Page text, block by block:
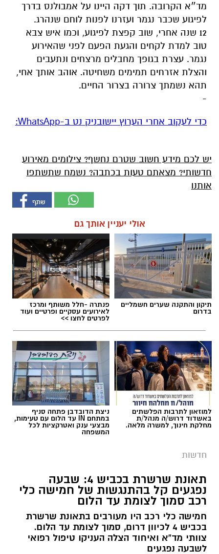
מד״א הקרובה. תוך דקה היינו על אמבולנס בדרך
לפיגוע שכבר נגמר ועזרנו לפנות לוחם שנהרג.
12 שנה אחרי, שוב קפצת לפיגוע, וכמו איש צבא
טוב למדת לקחים והגעת הפעם לפני שהאירוע
נגמר. עצרת בגופך מחבלים מרצחים ונתעבים
והצלת אזרחים תמימים משחיטה. אוהב אותך אחי,
תהא נשמתך צרורה בצרור החיים.
-
‏כדי לעקוב אחרי הערוץ יישובניק נט ב-WhatsApp:‏‏‏
יש לכם מידע חשוב שטרם נחשף? צילומים מאירוע
חדשותי? מצאתם טעות בכתבה? נשמח שתשתפו
אותנו
אולי יעניין אותך גם
תיקון והתקנה שערים חשמליים
בדרום
פנתרה -חלל משותף ומרכז
לאירועים עסקיים ופרטיים ועוד
לפרטים לחצו >>
למוזאון לתרבות הפלשתים
באשדוד דרוש/ה מנהל/ת
מחלקת חינוך, למשרה מלאה.
ניצת הדובדבן פתחה סניף
במתחם IN עד הלום עם טעימות,
מבצעי ענק ואטרקציות לכל
המשפחה
חדשות
תאונת שרשרת בכביש 4: שבעה
נפגעים קל בהתנגשות של חמישה כלי
רכב סמוך לצומת עד הלום
חמישה כלי רכב היו מעורבים בתאונת שרשרת
בכביש 4 לכיוון דרום, סמוך לצומת עד הלום.
צוותי מד”א ואיחוד הצלה העניקו טיפול רפואי
לשבעה נפגעים